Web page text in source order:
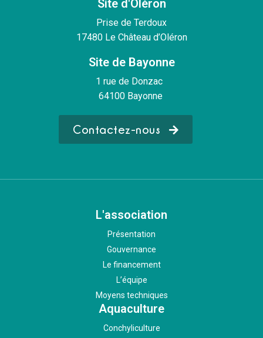
Site d'Oléron
Prise de Terdoux
17480 Le Château d’Oléron
Site de Bayonne
1 rue de Donzac
64100 Bayonne
Contactez-nous
L'association
Présentation
Gouvernance
Le financement
L’équipe
Moyens techniques
Aquaculture
Conchyliculture